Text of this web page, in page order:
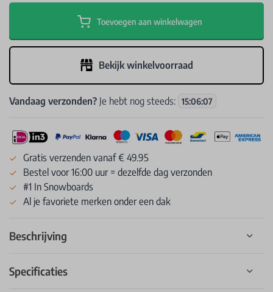
Toevoegen aan winkelwagen
Bekijk winkelvoorraad
Vandaag verzonden? Je hebt nog steeds: 15:06:07
Gratis verzenden vanaf € 49.95
Bestel voor 16:00 uur = dezelfde dag verzonden
#1 In Snowboards
Al je favoriete merken onder een dak
Beschrijving
Specificaties